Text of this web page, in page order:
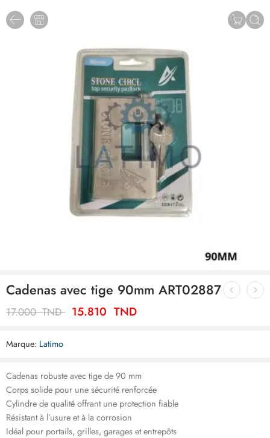
Cadenas avec tige 90mm ART02887
17.000TND 15.810 TND
Marque: Latimo
Cadenas robuste avec tige de 90 mm
Corps solide pour une sécurité renforcée
Cylindre de qualité offrant une protection fiable
Résistant à l’usure et à la corrosion
Idéal pour portails, grilles, garages et entrepôts